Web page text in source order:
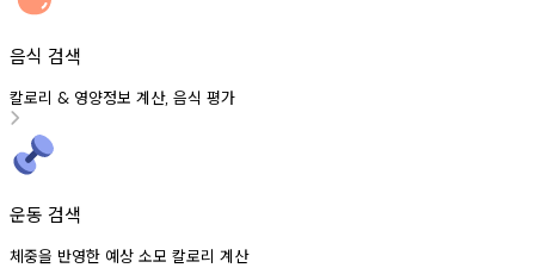
음식 검색
칼로리 & 영양정보 계산, 음식 평가
운동 검색
체중을 반영한 예상 소모 칼로리 계산